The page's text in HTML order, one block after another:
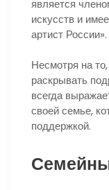
является
искусств и
артист России».
Несмотря на
раскрывать
всегда
своей семье,
поддержкой.